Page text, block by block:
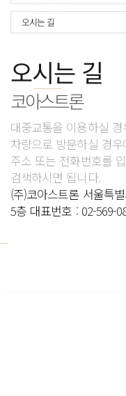
오시는 길
오시는 길
코아스트론
대중교통을 이용하실
차량으로 방문하실 경
주소 또는 전화번호를
검색하시면 됩니다.
(주)코아스트론 서울특
5층 대표번호 : 02-569-